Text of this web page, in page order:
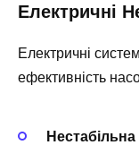
Електричні
Електричні
ефективність